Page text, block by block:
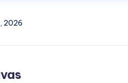
2026